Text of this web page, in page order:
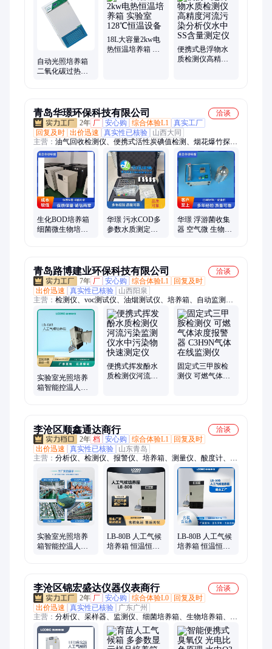
仪、生物安全柜、天平、土壤、β射线扬尘、风速仪、测温仪、
测距仪、辐照计、辐射仪、在线自动水质采样器、油烟检测仪、
烟尘烟气分析仪、恒温恒湿称重系统、噪声计、粉尘仪、重金属
多参数水质检测仪
自动光照培养箱
二氧化碳过热保
18L大容量2kw电
热恒温培养箱 实
便携式悬浮物水
质检测仪高精度
青岛华璟环保科技有限公司
洽谈
2年 厂 安心购 综合体验L1
真实工厂
回复及时 出价迅速 真实性已核验
山西大同
主营： 油气回收检测仪、便携式活性炭碘值检测、烟花爆竹探测
器、培养箱、便携式明渠流量计、单人防护装备、个人剂量报警
仪、氢火焰离子化检器、水质快检试剂包、手持热电风速仪、水
样采样设备、便携式噪声检测仪、多参数气体检测仪、热成像泄
漏检测仪、土壤重金属检测仪、移动源执法监测设备、水质指纹
预警溯源仪、便携式烟气分析仪、便携式恶臭检测仪、便携式油
烟检测仪、林格曼黑度检测仪、消耗臭氧层物质检测仪、应急防
护包、辐射防护包、个人防护包、油气回收多参数检测仪
生化BOD培养箱
细菌微生物培养
华璟 污水COD多
参数水质测定仪
华璟 浮游菌收集
器 空气微 生物细
青岛路博建业环保科技有限公司
洽谈
7年 厂 安心购 综合体验L1
回复及时
出价迅速
真实性已核验
山西阳泉
主营： 检测仪、voc测试仪、油烟测试仪、培养箱、自动监测
仪、油烟分析仪、油烟监测仪、大气采样器、气体检测仪、水质
分析仪、烟气分析仪、明渠流量计、水质采样器、环境检测仪
实验室光照培养
箱智能控温人工
便携式挥发酚水
质检测仪河流污
固定式三甲胺检
测仪 可燃气体浓
李沧区顺鑫通达商行
洽谈
2年 档 安心购 综合体验L1
回复及时
出价迅速
真实性已核验
山东青岛
主营： 分析仪、检测仪、报警仪、培养箱、测量仪、酸度计、风
速仪、蓝牙、称重系统、室内检测仪器、甲醛检测、测定仪、声
校准器、酸碱浓度计、流量计、采样器、消解器、机器人、振动
检测分析仪、测试仪、环保第三方检测、环境检测、综合采样
器、生物安全柜、浊度仪
实验室光照培养
箱智能控温人工
LB-80B 人工气候
培养箱 恒温恒湿
LB-80B 人工气候
培养箱 恒温恒湿
李沧区锦宏盛达仪器仪表商行
洽谈
2年 厂 安心购 综合体验L0
回复及时
出价迅速
真实性已核验
广东广州
主营： 分析仪、采样器、监测仪、细菌培养箱、生物培养箱、压
力计、烟度计、检测箱、流量计、检测仪、直读仪、传感器、速
测仪、消解仪、报警仪、测油仪、车尾检测、溶解氧仪、流量校